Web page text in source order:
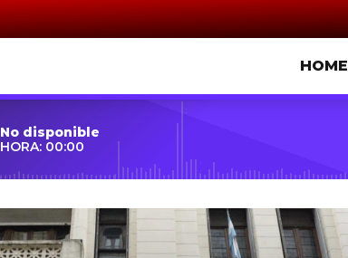
HOME
No disponible
HORA: 00:00